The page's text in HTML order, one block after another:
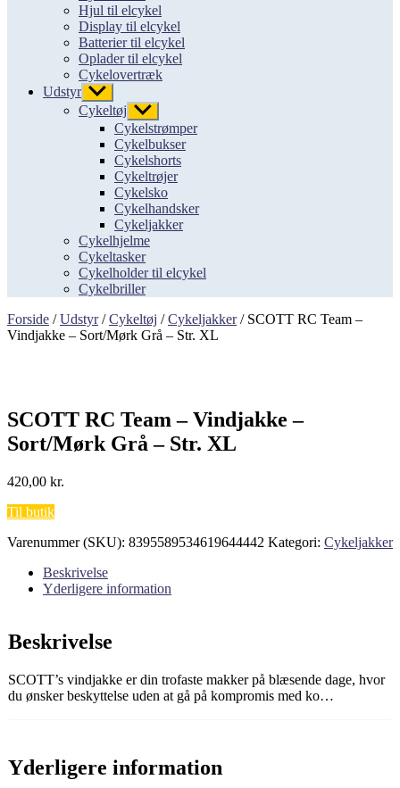
Hjul til elcykel
Display til elcykel
Batterier til elcykel
Oplader til elcykel
Cykelovertræk
Udstyr Vis
undermenu
Cykeltøj Vis
undermenu
Cykelstrømper
Cykelbukser
Cykelshorts
Cykeltrøjer
Cykelsko
Cykelhandsker
Cykeljakker
Cykelhjelme
Cykeltasker
Cykelholder til elcykel
Cykelbriller
Forside /Udstyr/Cykeltøj /Cykeljakker/ SCOTT RC Team –
Vindjakke – Sort/Mørk Grå – Str. XL
SCOTT RC Team – Vindjakke –
Sort/Mørk Grå – Str. XL
420,00 kr.
Til butik
Varenummer (SKU): 8395589534619644442 Kategori: Cykeljakker
Beskrivelse
Yderligere information
Beskrivelse
SCOTT’s vindjakke er din trofaste makker på blæsende dage, hvor
du ønsker beskyttelse uden at gå på kompromis med ko…
Yderligere information